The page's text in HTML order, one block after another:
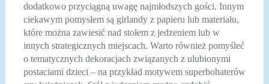
dodatkowo przyciągną uwagę najmłodszych gości. Innym
ciekawym pomysłem są girlandy z papieru lub materiału,
które można zawiesić nad stołem z jedzeniem lub w
innych strategicznych miejscach. Warto również pomyśleć
o tematycznych dekoracjach związanych z ulubionymi
postaciami dzieci – na przykład motywem superbohaterów